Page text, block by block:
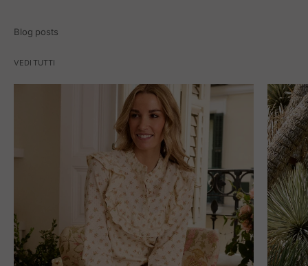
Blog posts
VEDI TUTTI